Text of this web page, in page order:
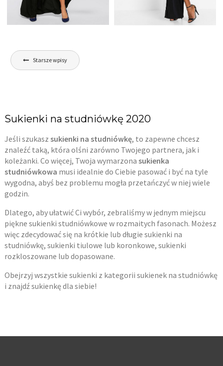
WIECZOROWA Z
KORONKĄ I CEKINAMI
Nawigacja
po
Starsze wpisy
Sukienki na studniówkę 2020
Jeśli szukaszsukienki na studniówkę, to zapewne chcesz
znaleźć taką, która olśni zarówno Twojego partnera, jak i
koleżanki. Co więcej, Twoja wymarzonasukienka
studniówkowa musi idealnie do Ciebie pasować i być na tyle
wygodna, abyś bez problemu mogła przetańczyć w niej wiele
godzin.
Dlatego, aby ułatwić Ci wybór, zebraliśmy w jednym miejscu
piękne sukienki studniówkowe w rozmaitych fasonach. Możesz
więc zdecydować się na krótkie lub długie sukienki na
studniówkę, sukienki tiulowe lub koronkowe, sukienki
rozkloszowane lub dopasowane.
Obejrzyj wszystkie sukienki z kategorii sukienek na studniówkę
i znajdź sukienkę dla siebie!